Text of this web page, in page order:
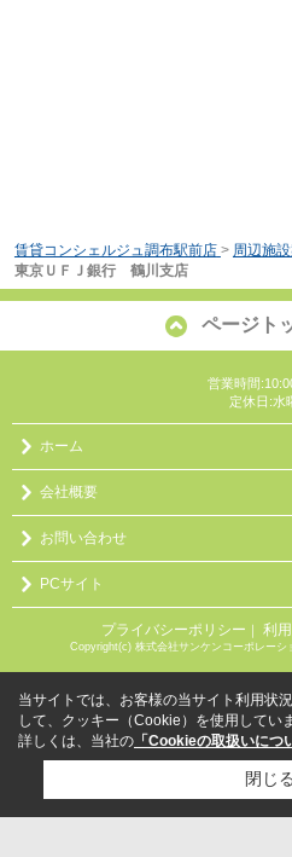
賃貸コンシェルジュ調布駅前店 > 周辺施
東京ＵＦＪ銀行 鶴川支店
ページト
営業時間
定休日:水
ホーム
会社概要
お問い合わせ
PCサイト
プライバシーポリシー ｜ 利
Copyright(c) 株式会社サンケンコーポレー
当サイトでは、お客様の当サイト利用状
して、クッキー（Cookie）を使用してい
詳しくは、当社の 「Cookieの取扱いにつ
閉じる